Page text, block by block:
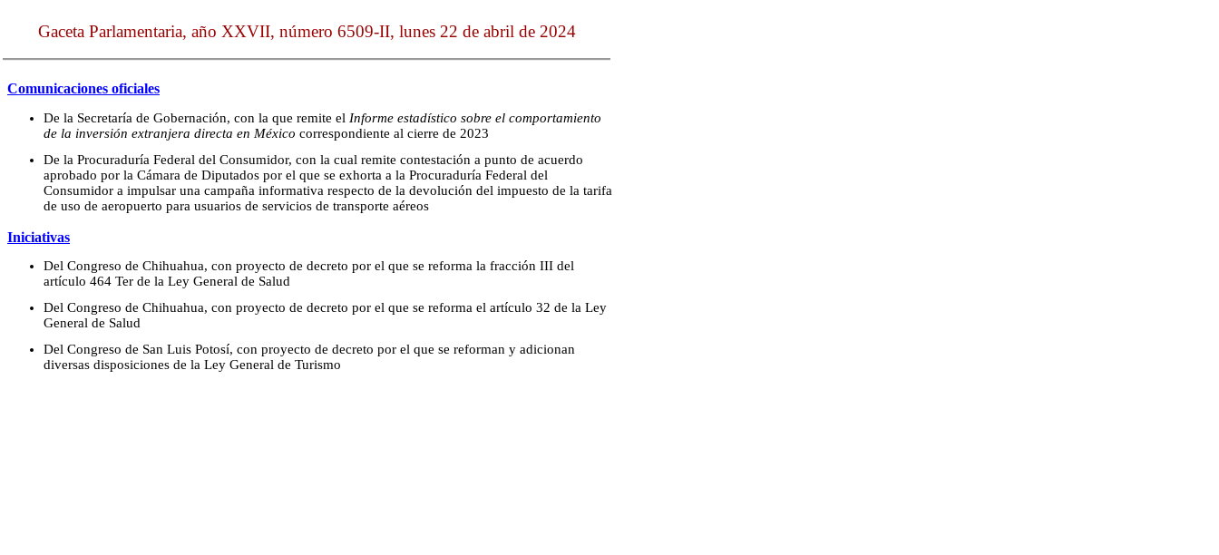
Gaceta Parlamentaria, año XXVII, número 6509-II, lunes 22 de abril de 2024
Comunicaciones oficiales
De la Secretaría de Gobernación, con la que remite el Informe estadístico sobre el comportamiento
de la inversión extranjera directa en México correspondiente al cierre de 2023
De la Procuraduría Federal del Consumidor, con la cual remite contestación a punto de acuerdo
aprobado por la Cámara de Diputados por el que se exhorta a la Procuraduría Federal del
Consumidor a impulsar una campaña informativa respecto de la devolución del impuesto de la tarifa
de uso de aeropuerto para usuarios de servicios de transporte aéreos
Iniciativas
Del Congreso de Chihuahua, con proyecto de decreto por el que se reforma la fracción III del
artículo 464 Ter de la Ley General de Salud
Del Congreso de Chihuahua, con proyecto de decreto por el que se reforma el artículo 32 de la Ley
General de Salud
Del Congreso de San Luis Potosí, con proyecto de decreto por el que se reforman y adicionan
diversas disposiciones de la Ley General de Turismo